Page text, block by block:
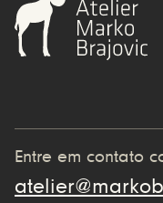
Entre em contato